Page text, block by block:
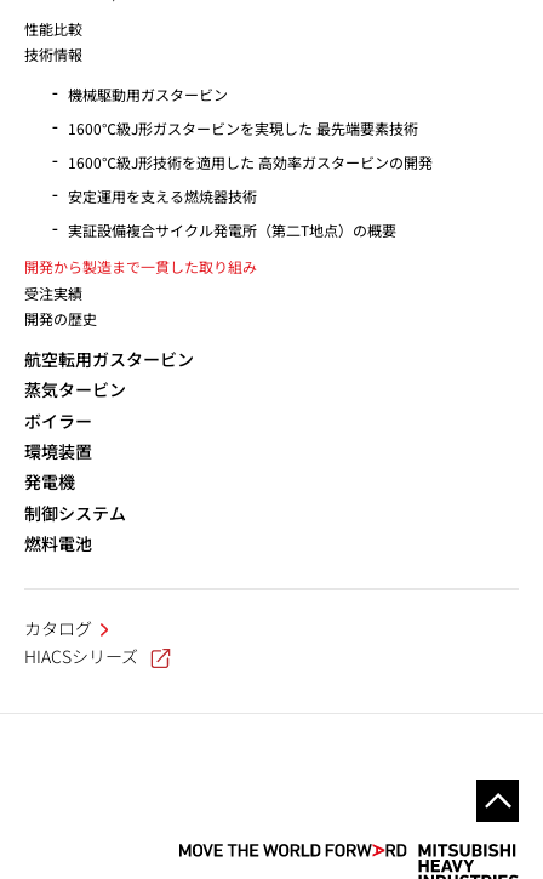
性能比較
技術情報
機械駆動用ガスタービン
1600℃級J形ガスタービンを実現した 最先端要素技術
1600℃級J形技術を適用した 高効率ガスタービンの開発
安定運用を支える燃焼器技術
実証設備複合サイクル発電所（第二T地点）の概要
開発から製造まで一貫した取り組み
受注実績
開発の歴史
航空転用ガスタービン
蒸気タービン
ボイラー
環境装置
発電機
制御システム
燃料電池
カタログ
HIACSシリーズ